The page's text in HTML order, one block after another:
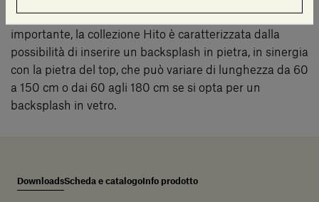
Come ultimo aspetto, ma non per questo meno
importante, la collezione Hito è caratterizzata dalla
possibilità di inserire un backsplash in pietra, in sinergia
con la pietra del top, che può variare di lunghezza da 60
a 150 cm o dai 60 agli 180 cm se si opta per un
backsplash in vetro.
DownloadsScheda e catalogo Info prodotto